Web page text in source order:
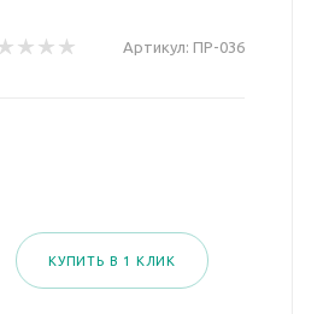
Артикул: ПР-036
КУПИТЬ В 1 КЛИК